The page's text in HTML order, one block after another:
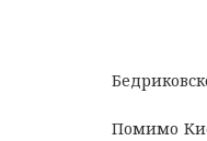
Помимо